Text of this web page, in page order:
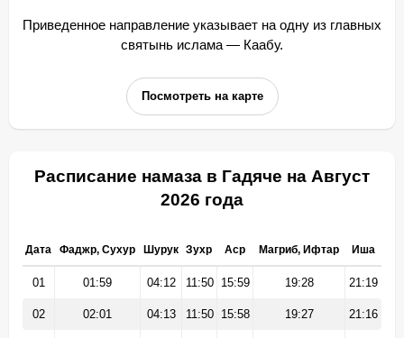
Приведенное направление указывает на одну из главных
святынь ислама — Каабу.
Посмотреть на карте
Расписание намаза в Гадяче на Август
2026 года
Дата Фаджр, Сухур Шурук Зухр Аср Магриб, Ифтар Иша
01 01:59 04:12 11:50 15:59 19:28 21:19
02 02:01 04:13 11:50 15:58 19:27 21:16